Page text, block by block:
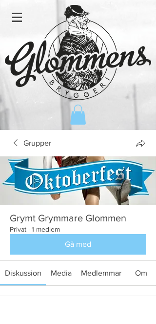
Grupper
Grymt Grymmare Glommen
Privat · 1 medlem
Gå med
Diskussion Media Medlemmar Om